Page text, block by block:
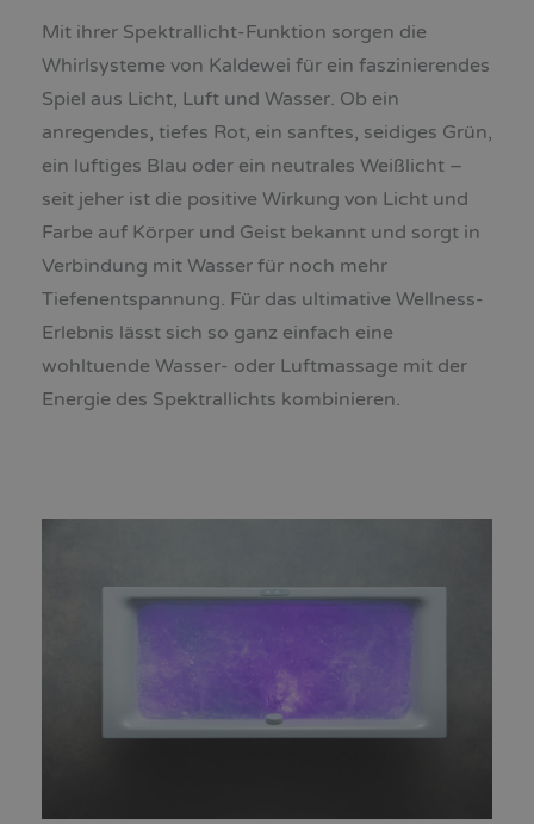
Mit ihrer Spektrallicht-Funktion sorgen die
Whirlsysteme von Kaldewei für ein faszinierendes
Spiel aus Licht, Luft und Wasser. Ob ein
anregendes, tiefes Rot, ein sanftes, seidiges Grün,
ein luftiges Blau oder ein neutrales Weißlicht –
seit jeher ist die positive Wirkung von Licht und
Farbe auf Körper und Geist bekannt und sorgt in
Verbindung mit Wasser für noch mehr
Tiefenentspannung. Für das ultimative Wellness-
Erlebnis lässt sich so ganz einfach eine
wohltuende Wasser- oder Luftmassage mit der
Energie des Spektrallichts kombinieren.